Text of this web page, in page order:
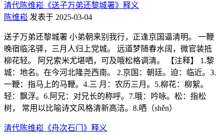
清代陈维崧《送子万弟还黎城署》释义
陈维崧 发表于 2025-03-04
送子万弟还黎城署 小弟朝来别我行，正逢京国逼清明。 一鞭
晚宿临洺驿，三月人归上党城。 远道梦随春水阔，微官装抵
柳花轻。 阿兄索米尤堪哂，可及哦松格调清。 【注释】 1.黎
城：地名。在今河北隆尧西南。 2.京国：朝廷。迫：临近。3.
一鞭：指马上的马鞭。4.三 月：农历三月。5.柳花：柳絮。
轻：飘浮。6.阿兄：对兄长的称呼。7.哦：吟咏。松：指松
树， 常用以比喻诗文风格清新高洁。8.哂（shěn）
清代陈维崧《舟次石门》释义